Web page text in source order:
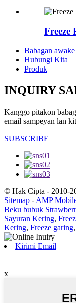
Freeze
Babagan
Hubungi Kita
Produk
INQUIRY
Kanggo pitakon
email sampeyan lan
SUBSCRIBE
© Hak Cipta - 2010-
Sitemap - AMP
Beku bubuk
Sayuran Kering,
Kering, Freeze garing,
Kirimi Email
x